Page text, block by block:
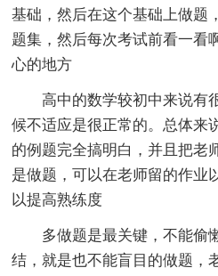
基础，然后在这个基础上做题
题集，然后每次考试前看一看
心的地方
高中的数学较初中来说有
候不适应是很正常的。总体来
的例题完全搞明白，并且把老
是做题，可以在老师留的作业
以提高熟练度
多做题是最关键，不能偷
结，就是也不能盲目的做题，